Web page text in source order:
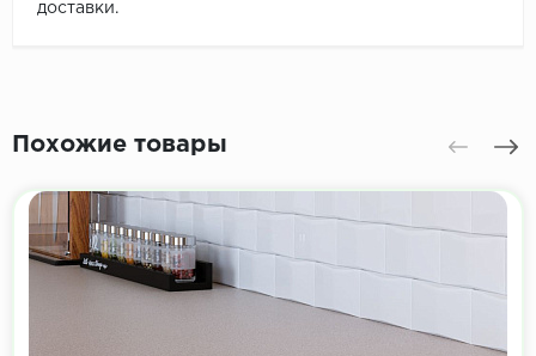
доставки.
Похожие товары